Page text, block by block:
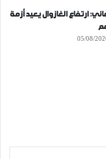
ارتفاع الغازوال يعيد أزمة
05/08/